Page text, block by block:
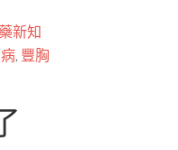
新知
, 豐胸